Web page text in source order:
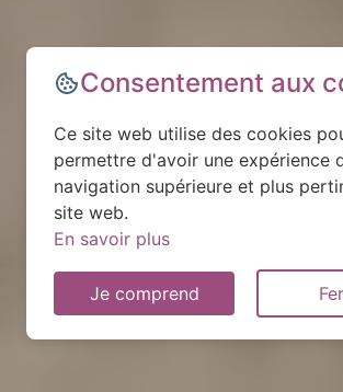
Consentement aux
Ce site web utilise des cookies
permettre d'avoir une expérience
navigation supérieure et plus
site web.
En savoir plus
Je comprend